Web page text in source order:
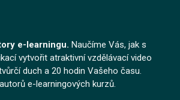
e-learningu. Naučíme Vás, jak s
vytvořit atraktivní vzdělávací video
duch a 20 hodin Vašeho času.
e-learningových kurzů.